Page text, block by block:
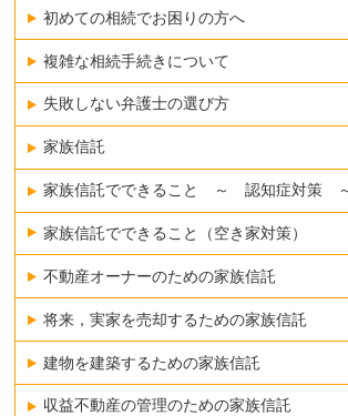
初めての相続でお困りの方へ
複雑な相続手続きについて
失敗しない弁護士の選び方
家族信託
家族信託でできること ～ 認知症対策
家族信託でできること（空き家対策）
不動産オーナーのための家族信託
将来，実家を売却するための家族信託
建物を建築するための家族信託
収益不動産の管理のための家族信託